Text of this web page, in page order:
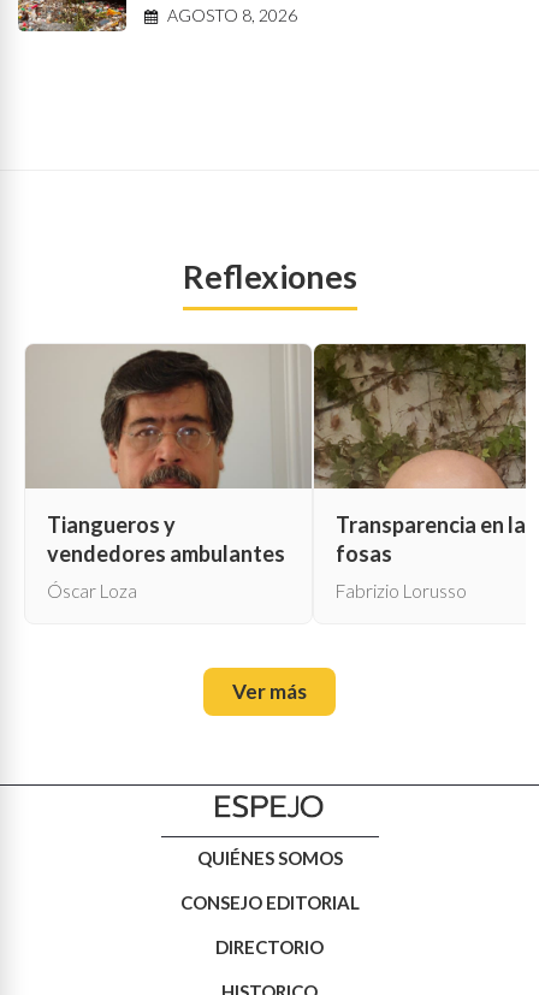
AGOSTO 8, 2026
Reflexiones
Tiangueros y
vendedores ambulantes
Óscar Loza
Transparencia en las
fosas
Fabrizio Lorusso
Ver más
QUIÉNES SOMOS
CONSEJO EDITORIAL
DIRECTORIO